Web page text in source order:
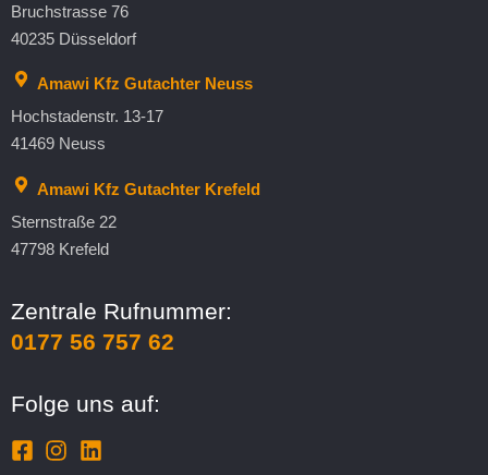
Bruchstrasse 76
40235 Düsseldorf
Amawi Kfz Gutachter Neuss
Hochstadenstr. 13-17
41469 Neuss
Amawi Kfz Gutachter Krefeld
Sternstraße 22
47798 Krefeld
Zentrale Rufnummer:
0177 56 757 62
Folge uns auf: